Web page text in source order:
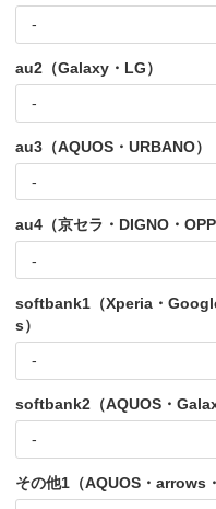
au2（Galaxy・LG）
au3（AQUOS・URBANO）
au4（京セラ・DIGNO・
softbank1（Xperia・
s）
softbank2（AQUOS・
その他1（AQUOS・arrows